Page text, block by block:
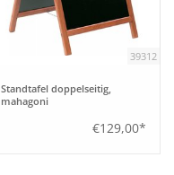
39312
Standtafel doppelseitig,
mahagoni
€129,00*